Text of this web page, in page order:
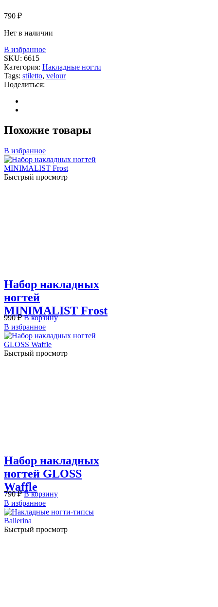
790 ₽
Нет в наличии
В избранное
SKU: 6615
Категория: Накладные ногти
Tags: stiletto, velour
Поделиться:
Похожие товары
В избранное
Быстрый просмотр
Набор накладных
ногтей
MINIMALIST Frost
990₽ В корзину
В избранное
Быстрый просмотр
Набор накладных
ногтей GLOSS
Waffle
790₽ В корзину
В избранное
Быстрый просмотр